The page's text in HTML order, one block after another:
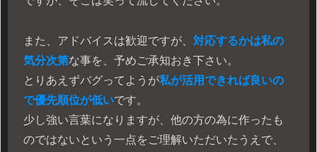
また、アドバイスは歓迎ですが、 対応するかは私の
気分次第な事を、予めご承知おき下さい。
とりあえずバグってようが私が活用できれば良いの
で優先順位が低いです。
少し強い言葉になりますが、他の方の為に作ったも
のではないという一点をご理解いただいたうえで、